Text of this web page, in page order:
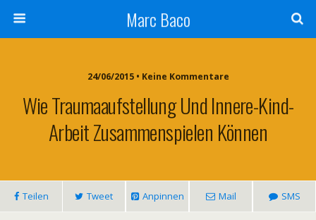
Marc Baco
24/06/2015 • Keine Kommentare
Wie Traumaaufstellung Und Innere-Kind-
Arbeit Zusammenspielen Können
Teilen Tweet Anpinnen Mail SMS